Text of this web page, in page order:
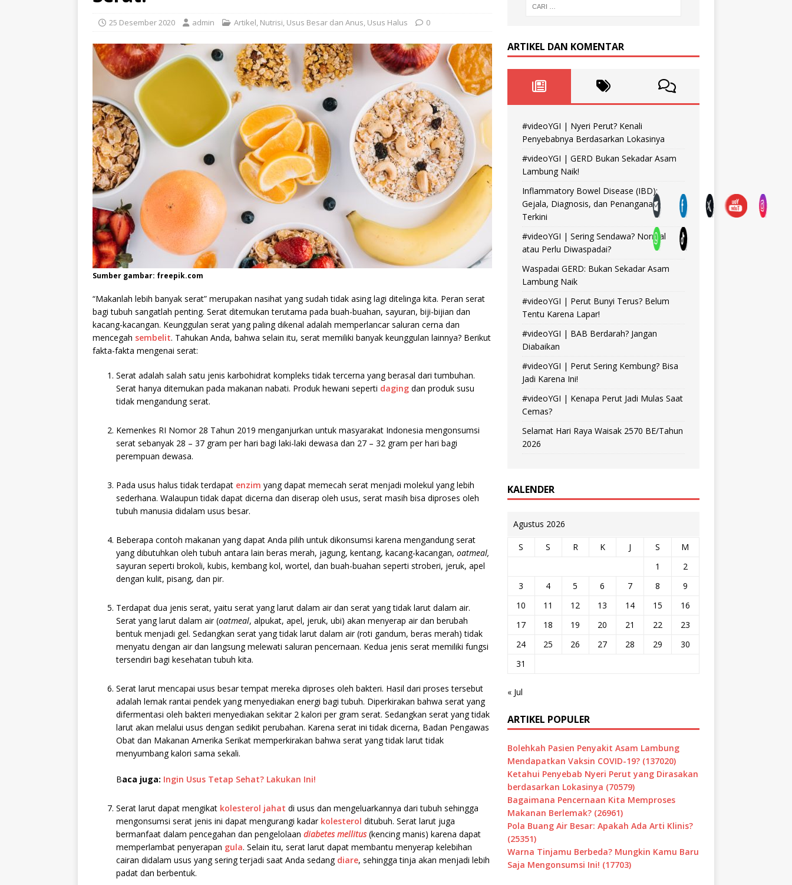
25 Desember 2020 admin Artikel, Nutrisi, Usus Besar dan Anus, Usus Halus 0
Sumber gambar: freepik.com
“Makanlah lebih banyak serat” merupakan nasihat yang sudah tidak asing lagi ditelinga kita. Peran serat
bagi tubuh sangatlah penting. Serat ditemukan terutama pada buah-buahan, sayuran, biji-bijian dan
kacang-kacangan. Keunggulan serat yang paling dikenal adalah memperlancar saluran cerna dan
mencegah sembelit. Tahukan Anda, bahwa selain itu, serat memiliki banyak keunggulan lainnya? Berikut
fakta-fakta mengenai serat:
Serat adalah salah satu jenis karbohidrat kompleks tidak tercerna yang berasal dari tumbuhan.
Serat hanya ditemukan pada makanan nabati. Produk hewani seperti daging dan produk susu
tidak mengandung serat.
Kemenkes RI Nomor 28 Tahun 2019 menganjurkan untuk masyarakat Indonesia mengonsumsi
serat sebanyak 28 – 37 gram per hari bagi laki-laki dewasa dan 27 – 32 gram per hari bagi
perempuan dewasa.
Pada usus halus tidak terdapat enzim yang dapat memecah serat menjadi molekul yang lebih
sederhana. Walaupun tidak dapat dicerna dan diserap oleh usus, serat masih bisa diproses oleh
tubuh manusia didalam usus besar.
Beberapa contoh makanan yang dapat Anda pilih untuk dikonsumsi karena mengandung serat
yang dibutuhkan oleh tubuh antara lain beras merah, jagung, kentang, kacang-kacangan, oatmeal,
sayuran seperti brokoli, kubis, kembang kol, wortel, dan buah-buahan seperti stroberi, jeruk, apel
dengan kulit, pisang, dan pir.
Terdapat dua jenis serat, yaitu serat yang larut dalam air dan serat yang tidak larut dalam air.
Serat yang larut dalam air (oatmeal, alpukat, apel, jeruk, ubi) akan menyerap air dan berubah
bentuk menjadi gel. Sedangkan serat yang tidak larut dalam air (roti gandum, beras merah) tidak
menyatu dengan air dan langsung melewati saluran pencernaan. Kedua jenis serat memiliki fungsi
tersendiri bagi kesehatan tubuh kita.
Serat larut mencapai usus besar tempat mereka diproses oleh bakteri. Hasil dari proses tersebut
adalah lemak rantai pendek yang menyediakan energi bagi tubuh. Diperkirakan bahwa serat yang
difermentasi oleh bakteri menyediakan sekitar 2 kalori per gram serat. Sedangkan serat yang tidak
larut akan melalui usus dengan sedikit perubahan. Karena serat ini tidak dicerna, Badan Pengawas
Obat dan Makanan Amerika Serikat memperkirakan bahwa serat yang tidak larut tidak
menyumbang kalori sama sekali.
Baca juga: Ingin Usus Tetap Sehat? Lakukan Ini!
Serat larut dapat mengikat kolesterol jahat di usus dan mengeluarkannya dari tubuh sehingga
mengonsumsi serat jenis ini dapat mengurangi kadar kolesterol ditubuh. Serat larut juga
bermanfaat dalam pencegahan dan pengelolaan diabetes mellitus(kencing manis) karena dapat
memperlambat penyerapan gula. Selain itu, serat larut dapat membantu menyerap kelebihan
cairan didalam usus yang sering terjadi saat Anda sedang diare, sehingga tinja akan menjadi lebih
padat dan berbentuk.
ARTIKEL DAN KOMENTAR
#videoYGI | Nyeri Perut? Kenali
Penyebabnya Berdasarkan Lokasinya
#videoYGI | GERD Bukan Sekadar Asam
Lambung Naik!
Inflammatory Bowel Disease (IBD):
Gejala, Diagnosis, dan Penanganan
Terkini
#videoYGI | Sering Sendawa? Normal
atau Perlu Diwaspadai?
Waspadai GERD: Bukan Sekadar Asam
Lambung Naik
#videoYGI | Perut Bunyi Terus? Belum
Tentu Karena Lapar!
#videoYGI | BAB Berdarah? Jangan
Diabaikan
#videoYGI | Perut Sering Kembung? Bisa
Jadi Karena Ini!
#videoYGI | Kenapa Perut Jadi Mulas Saat
Cemas?
Selamat Hari Raya Waisak 2570 BE/Tahun
2026
KALENDER
Agustus 2026
S S R K J S
M
1
2
3
4 5 6 7 8
9
10
11 12 13 14 15
16
17
18 19 20 21 22
23
24
25 26 27 28 29
30
31
« Jul
ARTIKEL POPULER
Bolehkah Pasien Penyakit Asam Lambung
Mendapatkan Vaksin COVID-19? (137020)
Ketahui Penyebab Nyeri Perut yang Dirasakan
berdasarkan Lokasinya (70579)
Bagaimana Pencernaan Kita Memproses
Makanan Berlemak? (26961)
Pola Buang Air Besar: Apakah Ada Arti Klinis?
(25351)
Warna Tinjamu Berbeda? Mungkin Kamu Baru
Saja Mengonsumsi Ini! (17703)